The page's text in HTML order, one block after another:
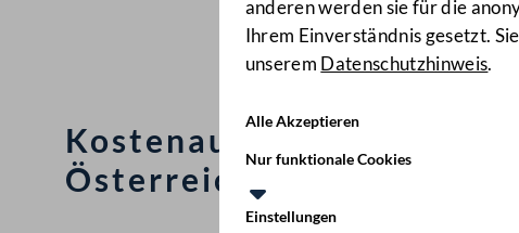
anderen werden sie für die
Ihrem Einverständnis gesetzt.
unserem Datenschutzhinweis.
Alle Akzeptieren
Nur funktionale Cookies
Einstellungen
Kostenaufkommen für
Österreich
(1131/AB)